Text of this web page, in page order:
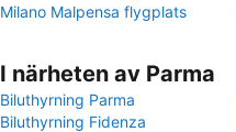
Milano Malpensa flygplats
I närheten av Parma
Biluthyrning Parma
Biluthyrning Fidenza